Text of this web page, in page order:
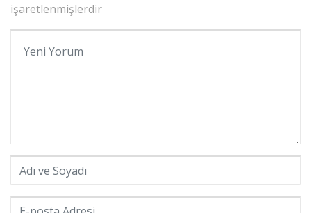
işaretlenmişlerdir
Adı ve Soyadı *
E-posta Adresi